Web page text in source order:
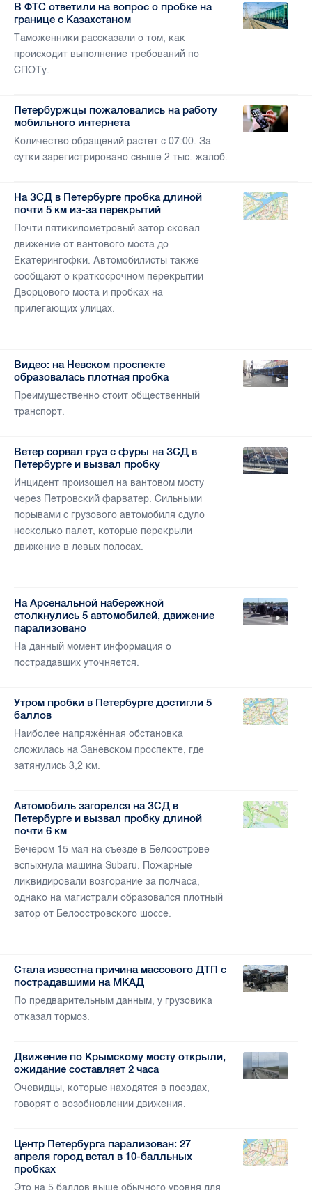
В ФТС ответили на вопрос о пробке на
границе с Казахстаном
Таможенники рассказали о том, как
происходит выполнение требований по
СПОТу.
Петербуржцы пожаловались на работу
мобильного интернета
Количество обращений растет с 07:00. За
сутки зарегистрировано свыше 2 тыс. жалоб.
На ЗСД в Петербурге пробка длиной
почти 5 км из-за перекрытий
Почти пятикилометровый затор сковал
движение от вантового моста до
Екатерингофки. Автомобилисты также
сообщают о краткосрочном перекрытии
Дворцового моста и пробках на
прилегающих улицах.
Видео: на Невском проспекте
образовалась плотная пробка
Преимущественно стоит общественный
транспорт.
Ветер сорвал груз с фуры на ЗСД в
Петербурге и вызвал пробку
Инцидент произошел на вантовом мосту
через Петровский фарватер. Сильными
порывами с грузового автомобиля сдуло
несколько палет, которые перекрыли
движение в левых полосах.
На Арсенальной набережной
столкнулись 5 автомобилей, движение
парализовано
На данный момент информация о
пострадавших уточняется.
Утром пробки в Петербурге достигли 5
баллов
Наиболее напряжённая обстановка
сложилась на Заневском проспекте, где
затянулись 3,2 км.
Автомобиль загорелся на ЗСД в
Петербурге и вызвал пробку длиной
почти 6 км
Вечером 15 мая на съезде в Белоострове
вспыхнула машина Subaru. Пожарные
ликвидировали возгорание за полчаса,
однако на магистрали образовался плотный
затор от Белоостровского шоссе.
Стала известна причина массового ДТП с
пострадавшими на МКАД
По предварительным данным, у грузовика
отказал тормоз.
Движение по Крымскому мосту открыли,
ожидание составляет 2 часа
Очевидцы, которые находятся в поездах,
говорят о возобновлении движения.
Центр Петербурга парализован: 27
апреля город встал в 10-балльных
пробках